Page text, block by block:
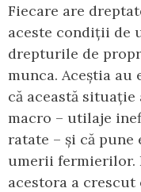
Fiecare are
aceste condiții de
drepturile de
munca. Aceștia
că această
macro – utilaje
ratate – și că pune
umerii fermierilor.
acestora a